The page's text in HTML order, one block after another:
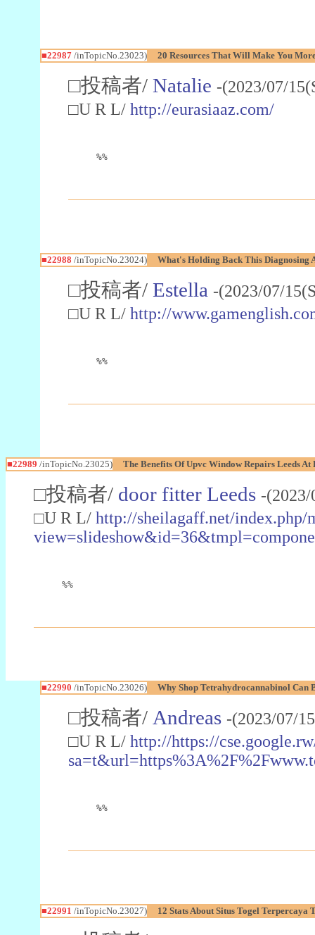
■22987/inTopicNo.23023) 20 Resources That Will Make You
□投稿者/ Natalie -(2023/07/
□U R L/ http://eurasiaaz.com/
%%
■22988 /inTopicNo.23024) What's Holding Back This Diagnosing
□投稿者/ Estella -(2023/07/
□U R L/ http://
%%
■22989 /inTopicNo.23025) The Benefits Of Upvc Window Repairs Leeds
□投稿者/ door fitter Leeds -
□U R L/ http://sheilagaff.net/index.php/
%%
■22990 /inTopicNo.23026) Why Shop Tetrahydrocannabinol Can
□投稿者/ Andreas -(2023/07/
□U R L/ http://https://
%%
■22991 /inTopicNo.23027) 12 Stats About Situs Togel Terpercaya